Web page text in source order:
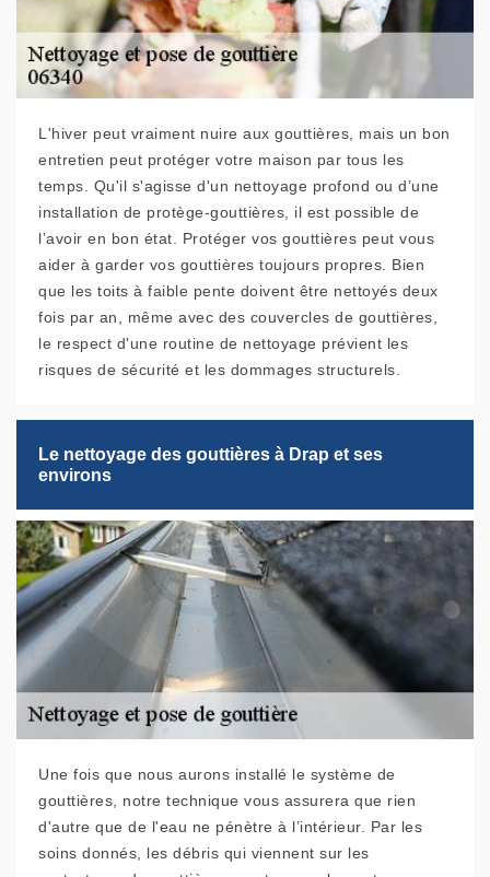
L'hiver peut vraiment nuire aux gouttières, mais un bon
entretien peut protéger votre maison par tous les
temps. Qu'il s'agisse d'un nettoyage profond ou d’une
installation de protège-gouttières, il est possible de
l’avoir en bon état. Protéger vos gouttières peut vous
aider à garder vos gouttières toujours propres. Bien
que les toits à faible pente doivent être nettoyés deux
fois par an, même avec des couvercles de gouttières,
le respect d'une routine de nettoyage prévient les
risques de sécurité et les dommages structurels.
Le nettoyage des gouttières à Drap et ses
environs
Une fois que nous aurons installé le système de
gouttières, notre technique vous assurera que rien
d'autre que de l'eau ne pénètre à l’intérieur. Par les
soins donnés, les débris qui viennent sur les